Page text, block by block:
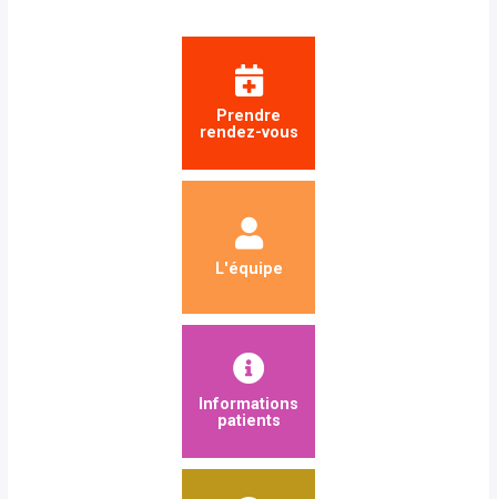
Prendre
rendez-vous
L'équipe
Informations
patients